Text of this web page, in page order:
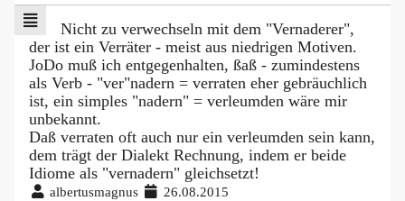
Nicht zu verwechseln mit dem "Vernaderer",
der ist ein Verräter - meist aus niedrigen Motiven.
JoDo muß ich entgegenhalten, ßaß - zumindestens
als Verb - "ver"nadern = verraten eher gebräuchlich
ist, ein simples "nadern" = verleumden wäre mir
unbekannt.
Daß verraten oft auch nur ein verleumden sein kann,
dem trägt der Dialekt Rechnung, indem er beide
Idiome als "vernadern" gleichsetzt!
albertusmagnus 26.08.2015